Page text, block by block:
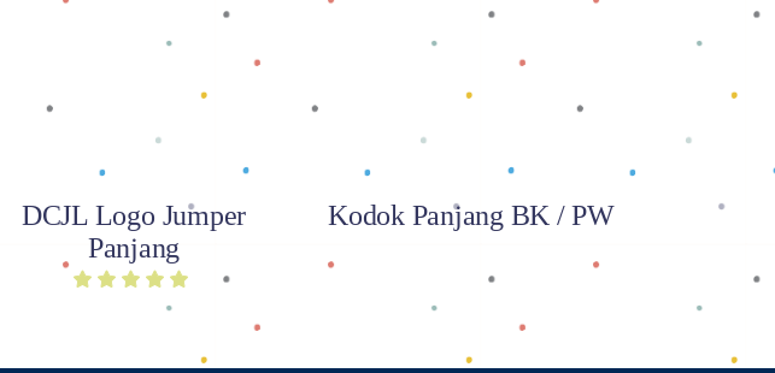
Baca selengkapnya
DCJL Logo Jumper
Panjang
Baca selengkapnya
Kodok Panjang BK / PW